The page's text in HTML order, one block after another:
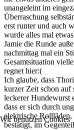
unangeleint im
Überraschung
erst runter und auch
wurde alles mal
Jamie die Runde
nachmittag mal ein
Gesamtsituation
regnet hier:(
Ich glaube, dass
kurzer Zeit schon auf
leckerer Hundewurst
dass er sich durch
elektrische
bestätigt, im
Wir benutzen Cookies